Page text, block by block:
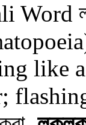
Word
like a